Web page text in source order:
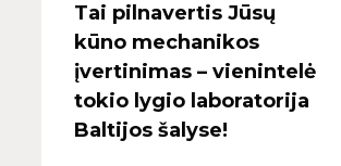
Tai pilnavertis Jūsų
kūno mechanikos
įvertinimas – vienintelė
tokio lygio laboratorija
Baltijos šalyse!